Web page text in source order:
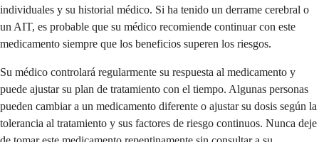
individuales y su historial médico. Si ha tenido un derrame cerebral o
un AIT, es probable que su médico recomiende continuar con este
medicamento siempre que los beneficios superen los riesgos.
Su médico controlará regularmente su respuesta al medicamento y
puede ajustar su plan de tratamiento con el tiempo. Algunas personas
pueden cambiar a un medicamento diferente o ajustar su dosis según la
tolerancia al tratamiento y sus factores de riesgo continuos. Nunca deje